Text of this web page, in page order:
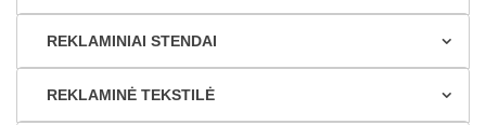
REKLAMINIAI STENDAI
REKLAMINĖ TEKSTILĖ